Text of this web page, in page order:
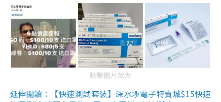
點擊圖片放大
延伸閱讀：【快速測試套裝】深水埗電子特賣城$15快速